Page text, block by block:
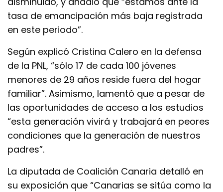
tasa de emancipación más baja registrada
en este periodo”.
Según explicó Cristina Calero en la defensa
de la PNL, “sólo 17 de cada 100 jóvenes
menores de 29 años reside fuera del hogar
familiar”. Asimismo, lamentó que a pesar de
las oportunidades de acceso a los estudios
“esta generación vivirá y trabajará en peores
condiciones que la generación de nuestros
padres”.
La diputada de Coalición Canaria detalló en
su exposición que “Canarias se sitúa como la